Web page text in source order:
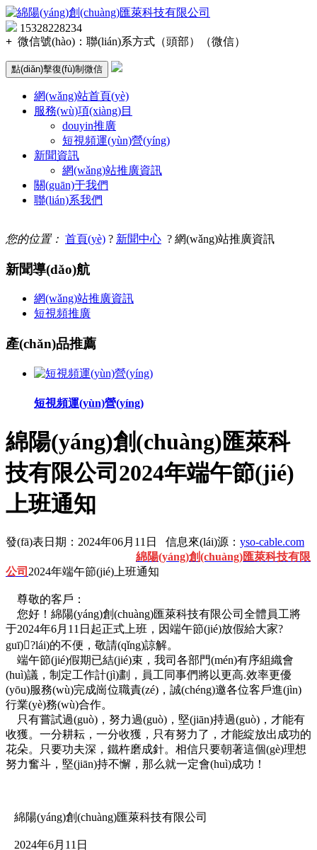
15328228234
+ 微信號(hào)： 聯(lián)系方式（頭部）（微信）
點(diǎn)擊復(fù)制微信
網(wǎng)站首頁(yè)
服務(wù)項(xiàng)目
douyin推廣
短視頻運(yùn)營(yíng)
新聞資訊
網(wǎng)站推廣資訊
關(guān)于我們
聯(lián)系我們
您的位置： 首頁(yè) ? 新聞中心 ? 網(wǎng)站推廣資訊
新聞導(dǎo)航
網(wǎng)站推廣資訊
短視頻推廣
產(chǎn)品推薦
短視頻運(yùn)營(yíng)
綿陽(yáng)創(chuàng)匯萊科
技有限公司2024年端午節(jié)
上班通知
發(fā)表日期：2024年06月11日 信息來(lái)源： yso-cable.com
綿陽(yáng)創(chuàng)匯萊科技有限
公司 2024年端午節(jié)上班通知
尊敬的客戶：
您好！綿陽(yáng)創(chuàng)匯萊科技有限公司全體員工將
于2024年6月11日起正式上班，因端午節(jié)放假給大家?
guī)?lái)的不便，敬請(qǐng)諒解。
端午節(jié)假期已結(jié)束，我司各部門(mén)有序組織會
(huì)議，制定工作計(jì)劃，員工同事們將以更高.效率更優
(yōu)服務(wù)完成崗位職責(zé)，誠(chéng)邀各位客戶進(jìn)
行業(yè)務(wù)合作。
只有嘗試過(guò)，努力過(guò)，堅(jiān)持過(guò)，才能有
收獲。一分耕耘，一分收獲，只有努力了，才能綻放出成功的
花朵。只要功夫深，鐵杵磨成針。相信只要朝著這個(gè)理想
努力奮斗，堅(jiān)持不懈，那么就一定會(huì)成功！
綿陽(yáng)創(chuàng)匯萊科技有限公司
2024年6月11日